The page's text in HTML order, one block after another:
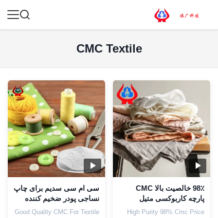
CMC Textile
98٪ خالصیت بالا CMC
پارچه کاربوکسی متیل
سلولز صنعتی درجه CMC
High Purity 98% Cmc Price
سی ام سی سدیم برای چاپ
نساجی پودر ضخیم کننده
CAS 9004-32-4
Good Quality CMC For Textile